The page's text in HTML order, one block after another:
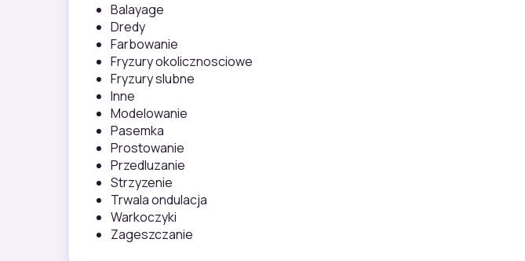
Balayage
Dredy
Farbowanie
Fryzury okolicznosciowe
Fryzury slubne
Inne
Modelowanie
Pasemka
Prostowanie
Przedluzanie
Strzyzenie
Trwala ondulacja
Warkoczyki
Zageszczanie